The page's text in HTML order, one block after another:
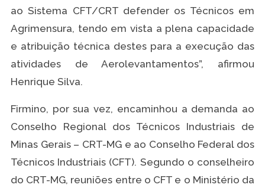
ao Sistema CFT/CRT defender os Técnicos em
Agrimensura, tendo em vista a plena capacidade
e atribuição técnica destes para a execução das
atividades de Aerolevantamentos”, afirmou
Henrique Silva.
Firmino, por sua vez, encaminhou a demanda ao
Conselho Regional dos Técnicos Industriais de
Minas Gerais – CRT-MG e ao Conselho Federal dos
Técnicos Industriais (CFT). Segundo o conselheiro
do CRT-MG, reuniões entre o CFT e o Ministério da